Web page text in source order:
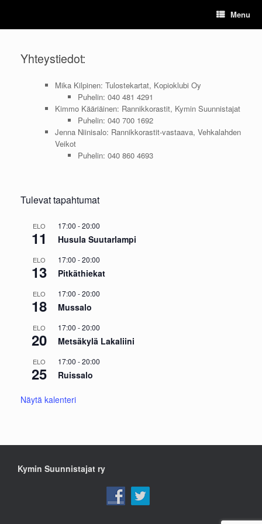
content
Menu
Yhteystiedot:
Mika Kilpinen: Tulostekartat, Kopioklubi Oy
Puhelin: 040 481 4291
Kimmo Kääriäinen: Rannikkorastit, Kymin Suunnistajat
Puhelin: 040 700 1692
Jenna Niinisalo: Rannikkorastit-vastaava, Vehkalahden
Veikot
Puhelin: 040 860 4693
Tulevat tapahtumat
ELO
11
17:00 -20:00
Husula Suutarlampi
ELO
13
17:00 -20:00
Pitkäthiekat
ELO
18
17:00 -20:00
Mussalo
ELO
20
17:00 -20:00
Metsäkylä Lakaliini
ELO
25
17:00 -20:00
Ruissalo
Näytä kalenteri
Kymin Suunnistajat ry